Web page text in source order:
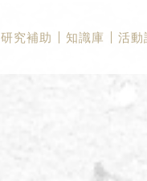
研究補助 知識庫 活動